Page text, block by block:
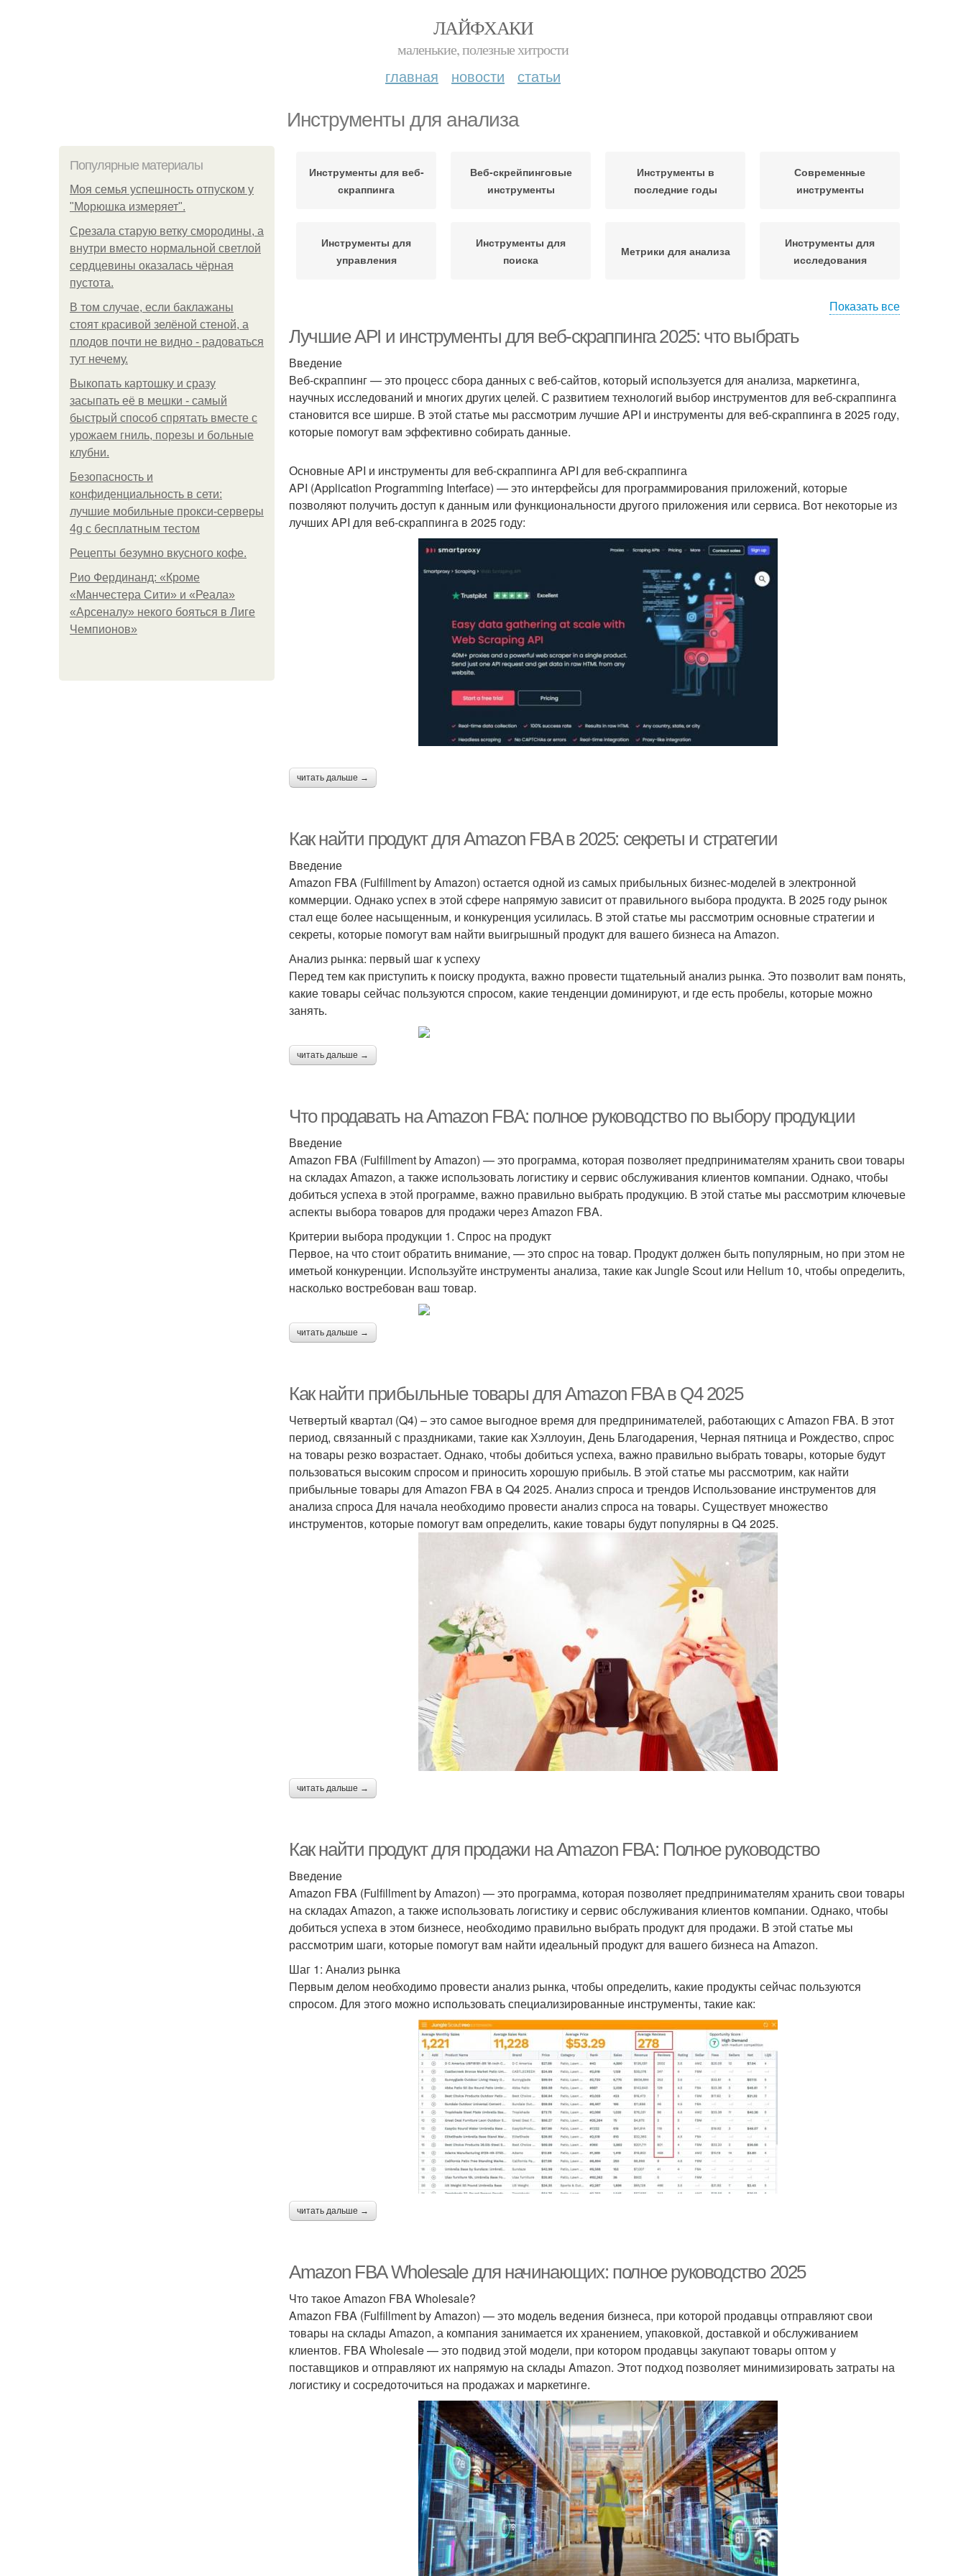
ЛАЙФХАКИ
маленькие, полезные хитрости
главная новости статьи
Инструменты для анализа
Популярные материалы
Моя семья успешность отпуском у
"Морюшка измеряет".
Срезала старую ветку смородины, а
внутри вместо нормальной светлой
сердцевины оказалась чёрная
пустота.
В том случае, если баклажаны
стоят красивой зелёной стеной, а
плодов почти не видно - радоваться
тут нечему.
Выкопать картошку и сразу
засыпать её в мешки - самый
быстрый способ спрятать вместе с
урожаем гниль, порезы и больные
клубни.
Безопасность и
конфиденциальность в сети:
лучшие мобильные прокси-серверы
4g с бесплатным тестом
Рецепты безумно вкусного кофе.
Рио Фердинанд: «Кроме
«Манчестера Сити» и «Реала»
«Арсеналу» некого бояться в Лиге
Чемпионов»
Инструменты для веб-
скраппинга
Веб-скрейпинговые
инструменты
Инструменты в
последние годы
Современные
инструменты
Инструменты для
управления
Инструменты для
поиска
Метрики для анализа
Инструменты для
исследования
инструменты
Показать все
Лучшие API и инструменты для веб-скраппинга 2025: что выбрать
Введение
Веб-скраппинг — это процесс сбора данных с веб-сайтов, который используется для анализа, маркетинга,
научных исследований и многих других целей. С развитием технологий выбор инструментов для веб-скраппинга
становится все ширше. В этой статье мы рассмотрим лучшие API и инструменты для веб-скраппинга в 2025 году,
которые помогут вам эффективно собирать данные.
Основные API и инструменты для веб-скраппинга API для веб-скраппинга
API (Application Programming Interface) — это интерфейсы для программирования приложений, которые
позволяют получить доступ к данным или функциональности другого приложения или сервиса. Вот некоторые из
лучших API для веб-скраппинга в 2025 году:
читать дальше →
Как найти продукт для Amazon FBA в 2025: секреты и стратегии
Введение
Amazon FBA (Fulfillment by Amazon) остается одной из самых прибыльных бизнес-моделей в электронной
коммерции. Однако успех в этой сфере напрямую зависит от правильного выбора продукта. В 2025 году рынок
стал еще более насыщенным, и конкуренция усилилась. В этой статье мы рассмотрим основные стратегии и
секреты, которые помогут вам найти выигрышный продукт для вашего бизнеса на Amazon.
Анализ рынка: первый шаг к успеху
Перед тем как приступить к поиску продукта, важно провести тщательный анализ рынка. Это позволит вам понять,
какие товары сейчас пользуются спросом, какие тенденции доминируют, и где есть пробелы, которые можно
занять.
читать дальше →
Что продавать на Amazon FBA: полное руководство по выбору продукции
Введение
Amazon FBA (Fulfillment by Amazon) — это программа, которая позволяет предпринимателям хранить свои товары
на складах Amazon, а также использовать логистику и сервис обслуживания клиентов компании. Однако, чтобы
добиться успеха в этой программе, важно правильно выбрать продукцию. В этой статье мы рассмотрим ключевые
аспекты выбора товаров для продажи через Amazon FBA.
Критерии выбора продукции 1. Спрос на продукт
Первое, на что стоит обратить внимание, — это спрос на товар. Продукт должен быть популярным, но при этом не
иметьой конкуренции. Используйте инструменты анализа, такие как Jungle Scout или Helium 10, чтобы определить,
насколько востребован ваш товар.
читать дальше →
Как найти прибыльные товары для Amazon FBA в Q4 2025
Четвертый квартал (Q4) – это самое выгодное время для предпринимателей, работающих с Amazon FBA. В этот
период, связанный с праздниками, такие как Хэллоуин, День Благодарения, Черная пятница и Рождество, спрос
на товары резко возрастает. Однако, чтобы добиться успеха, важно правильно выбрать товары, которые будут
пользоваться высоким спросом и приносить хорошую прибыль. В этой статье мы рассмотрим, как найти
прибыльные товары для Amazon FBA в Q4 2025. Анализ спроса и трендов Использование инструментов для
анализа спроса Для начала необходимо провести анализ спроса на товары. Существует множество
инструментов, которые помогут вам определить, какие товары будут популярны в Q4 2025.
читать дальше →
Как найти продукт для продажи на Amazon FBA: Полное руководство
Введение
Amazon FBA (Fulfillment by Amazon) — это программа, которая позволяет предпринимателям хранить свои товары
на складах Amazon, а также использовать логистику и сервис обслуживания клиентов компании. Однако, чтобы
добиться успеха в этом бизнесе, необходимо правильно выбрать продукт для продажи. В этой статье мы
рассмотрим шаги, которые помогут вам найти идеальный продукт для вашего бизнеса на Amazon.
Шаг 1: Анализ рынка
Первым делом необходимо провести анализ рынка, чтобы определить, какие продукты сейчас пользуются
спросом. Для этого можно использовать специализированные инструменты, такие как:
читать дальше →
Amazon FBA Wholesale для начинающих: полное руководство 2025
Что такое Amazon FBA Wholesale?
Amazon FBA (Fulfillment by Amazon) — это модель ведения бизнеса, при которой продавцы отправляют свои
товары на склады Amazon, а компания занимается их хранением, упаковкой, доставкой и обслуживанием
клиентов. FBA Wholesale — это подвид этой модели, при котором продавцы закупают товары оптом у
поставщиков и отправляют их напрямую на склады Amazon. Этот подход позволяет минимизировать затраты на
логистику и сосредоточиться на продажах и маркетинге.